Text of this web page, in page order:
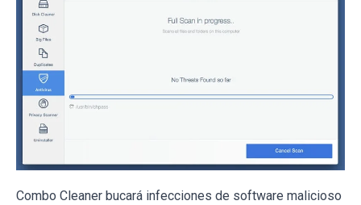
Combo Cleaner bucará infecciones de software malicioso